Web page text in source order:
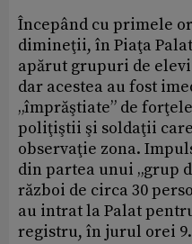
Începând cu primele
dimineţii, în Piaţa
apărut grupuri de
dar acestea au fost
„împrăştiate” de
poliţiştii şi soldaţii
observaţie zona.
din partea unui „grup
război de circa 30
au intrat la Palat
registru, în jurul orei